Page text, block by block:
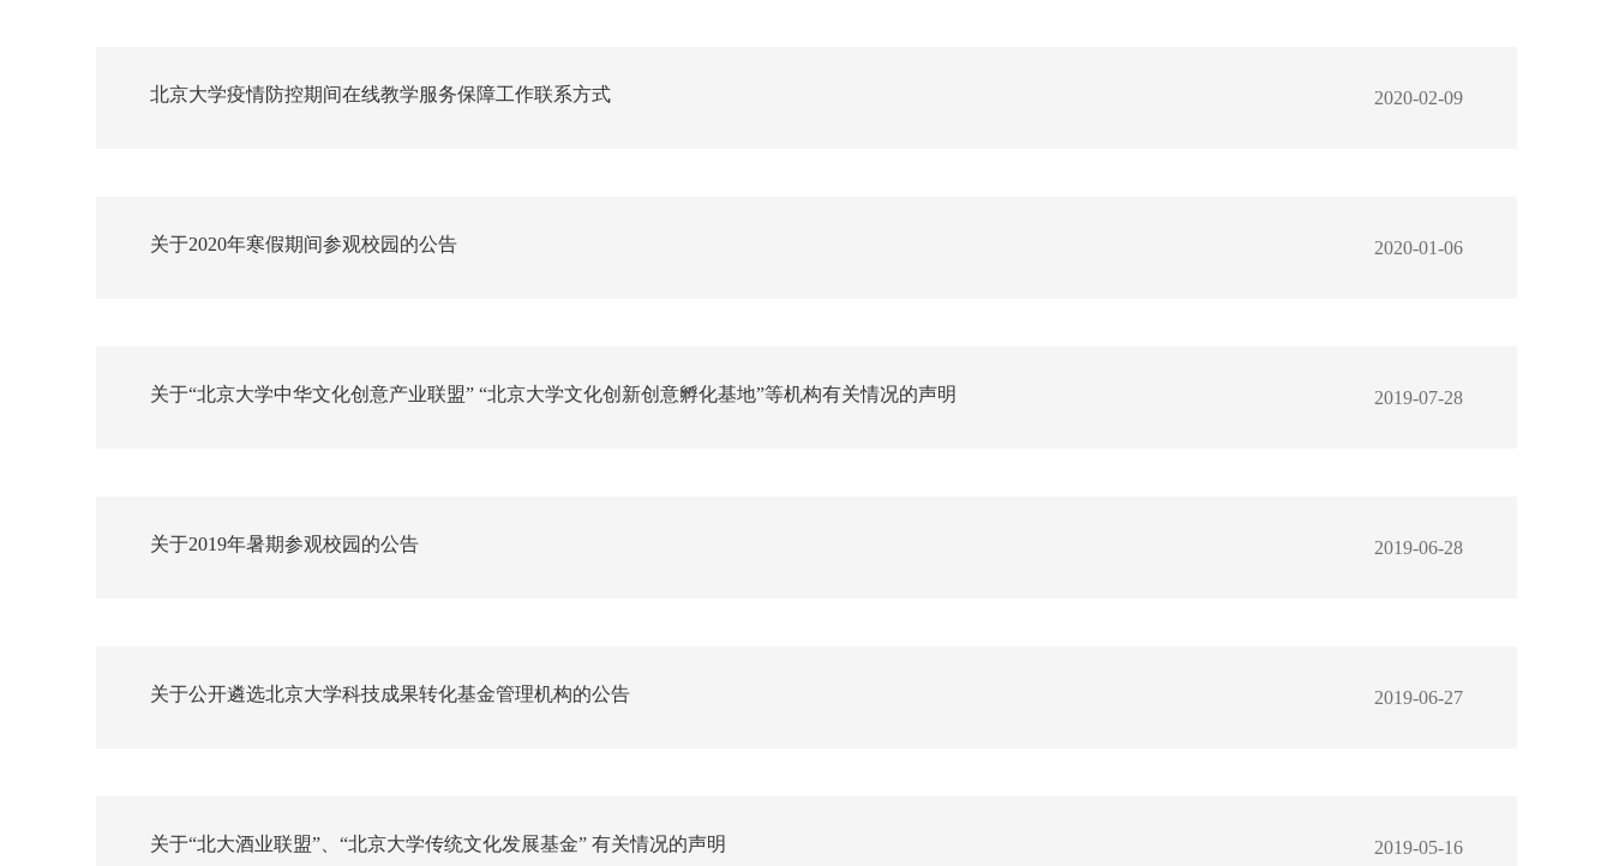
北京大学疫情防控期间在线教学服务保障工作联系方式 2020-02-09
关于2020年寒假期间参观校园的公告 2020-01-06
关于“北京大学中华文化创意产业联盟” “北京大学文化创新创意孵化基地”等机构有关情况的声明 2019-07-28
关于2019年暑期参观校园的公告 2019-06-28
关于公开遴选北京大学科技成果转化基金管理机构的公告 2019-06-27
关于“北大酒业联盟”、“北京大学传统文化发展基金” 有关情况的声明 2019-05-16